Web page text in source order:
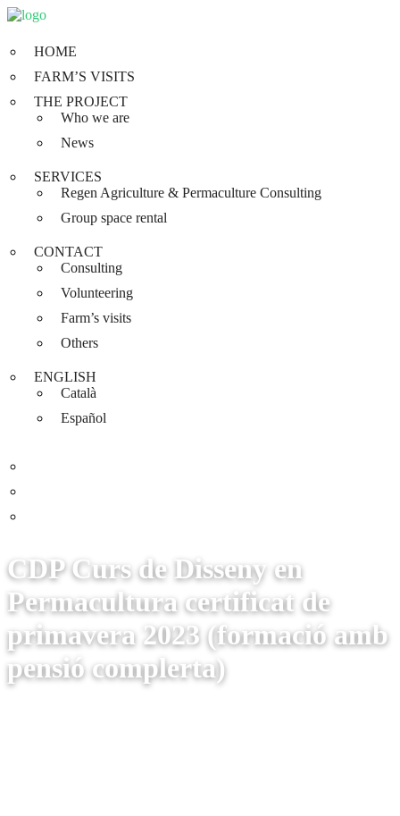
HOME
FARM’S VISITS
THE PROJECT
Who we are
News
SERVICES
Regen Agriculture & Permaculture Consulting
Group space rental
CONTACT
Consulting
Volunteering
Farm’s visits
Others
ENGLISH
Català
Español
CDP Curs de Disseny en
Permacultura certificat de
primavera 2023 (formació amb
pensió complerta)